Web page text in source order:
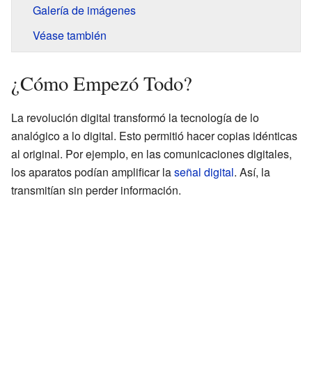
Galería de imágenes
Véase también
¿Cómo Empezó Todo?
La revolución digital transformó la tecnología de lo
analógico a lo digital. Esto permitió hacer copias idénticas
al original. Por ejemplo, en las comunicaciones digitales,
los aparatos podían amplificar laseñal digital. Así, la
transmitían sin perder información.